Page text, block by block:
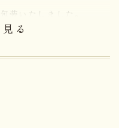
装いたしました。
レッシュバタークリ
わいのロールケーキ
る